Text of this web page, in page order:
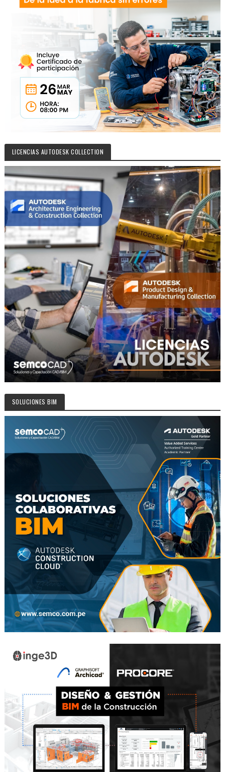
LICENCIAS AUTODESK COLLECTION
SOLUCIONES BIM